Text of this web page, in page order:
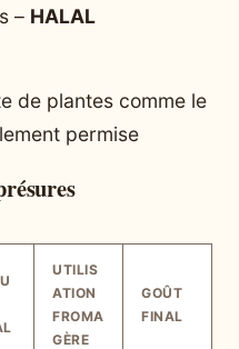
– HALAL
de plantes comme le
permise
UTILIS
ATION
FROMA
GÈRE
GOÛT
FINAL